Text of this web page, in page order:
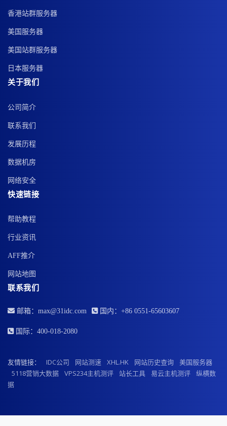
香港站群服务器
美国服务器
美国站群服务器
日本服务器
关于我们
公司简介
联系我们
发展历程
数据机房
网络安全
快速链接
帮助教程
行业资讯
AFF推介
网站地图
联系我们
邮箱：max@31idc.com 国内：+86 0551-65603607
国际：400-018-2080
友情链接： IDC公司 网站测速 XHL.HK 网站历史查询
美国服务器
5118营销大数据
VPS234主机测评 站长工具 易云主机测评
纵横数
据